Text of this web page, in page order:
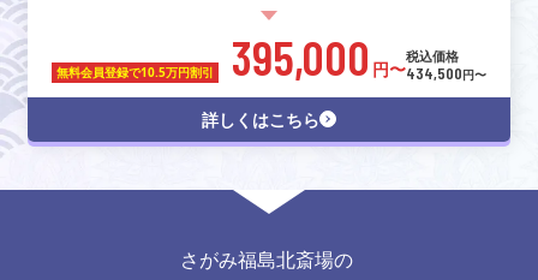
無料会員登録で10.5万円割引 395,000 円〜
税込価格
434,500円〜
詳しくはこちら
さがみ福島北斎場の